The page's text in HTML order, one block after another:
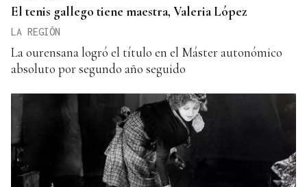
El tenis gallego tiene maestra, Valeria López
LA REGIÓN
La ourensana logró el título en el Máster autonómico
absoluto por segundo año seguido